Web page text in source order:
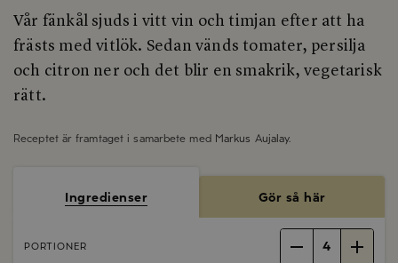
Vår fänkål sjuds i vitt vin och timjan efter att ha
frästs med vitlök. Sedan vänds tomater, persilja
och citron ner och det blir en smakrik, vegetarisk
rätt.
Receptet är framtaget i samarbete med Markus Aujalay.
Ingredienser Gör så här
PORTIONER 4